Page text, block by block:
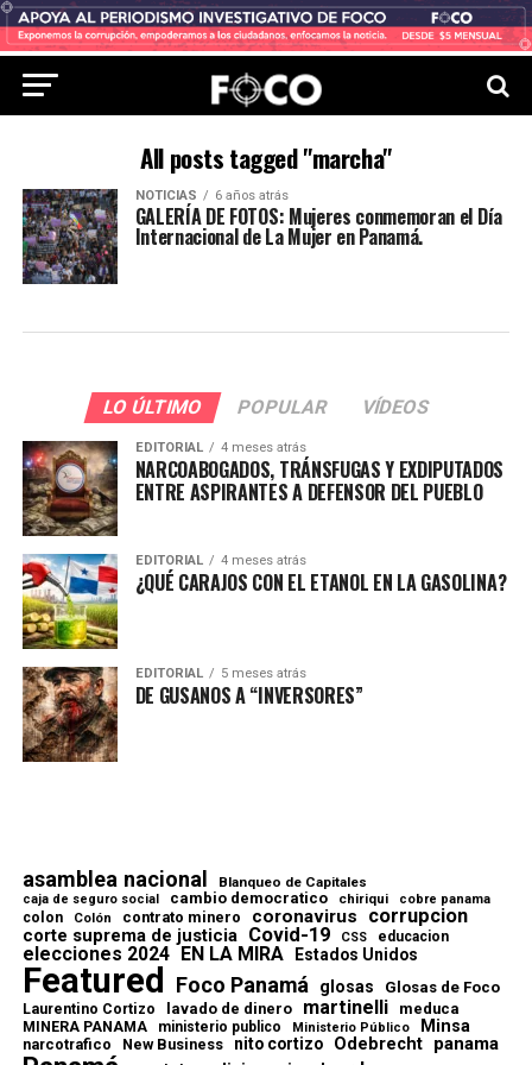
All posts tagged "marcha"
NOTICIAS 6 años atrás
GALERÍA DE FOTOS: Mujeres conmemoran el Día
Internacional de La Mujer en Panamá.
LO ÚLTIMO POPULAR VÍDEOS
EDITORIAL 4 meses atrás
NARCOABOGADOS, TRÁNSFUGAS Y EXDIPUTADOS
ENTRE ASPIRANTES A DEFENSOR DEL PUEBLO
EDITORIAL 4 meses atrás
¿QUÉ CARAJOS CON EL ETANOL EN LA GASOLINA?
EDITORIAL 5 meses atrás
DE GUSANOS A “INVERSORES”
asamblea nacional Blanqueo de Capitales
caja de seguro social cambio democratico chiriqui cobre panama
colon Colón contrato minero coronavirus corrupcion
corte suprema de justicia Covid-19 CSS educacion
elecciones 2024 EN LA MIRA Estados Unidos
Featured Foco Panamá glosas Glosas de Foco
Laurentino Cortizo lavado de dinero martinelli meduca
MINERA PANAMA ministerio publico Ministerio Público Minsa
narcotrafico New Business nito cortizo Odebrecht panama